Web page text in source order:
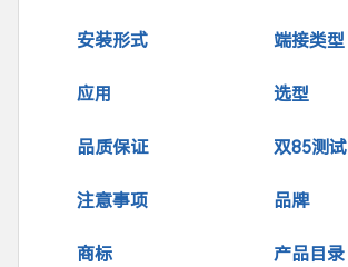
安装形式 端接类型
应用 选型
品质保证 双85测试
注意事项 品牌
商标 产品目录